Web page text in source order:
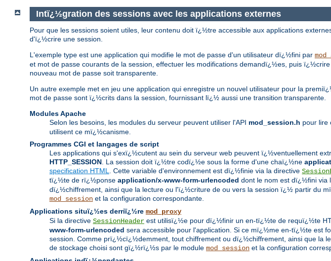
Intï¿½gration des sessions avec les applications externes
Pour que les sessions soient utiles, leur contenu doit ï¿½tre accessible aux applications
d'ï¿½crire une session.
L'exemple type est une application qui modifie le mot de passe d'un utilisateur dï¿½fini par
et mot de passe courants de la session, effectuer les modifications demandï¿½es, puis
nouveau mot de passe soit transparente.
Un autre exemple met en jeu une application qui enregistre un nouvel utilisateur pour la
mot de passe sont ï¿½crits dans la session, fournissant lï¿½ aussi une transition transparente.
Modules Apache
Selon les besoins, les modules du serveur peuvent utiliser l'API mod_session.h pour lire
utilisent ce mï¿½canisme.
Programmes CGI et langages de script
Les applications qui s'exï¿½cutent au sein du serveur web peuvent ï¿½ventuellement
HTTP_SESSION . La session doit ï¿½tre codï¿½e sous la forme d'une chaï¿½ne
specification HTML
. Cette variable d'environnement est dï¿½finie via la directive
tï¿½te de rï¿½ponse application/x-www-form-urlencoded dont le nom est dï¿½fini via
dï¿½chiffrement, ainsi que la lecture ou l'ï¿½criture de ou vers la session ï¿½ partir du
mod_session et la configuration correspondante.
Applications situï¿½es derriï¿½re mod_proxy
Si la directive SessionHeader est utilisï¿½e pour dï¿½finir un en-tï¿½te de requï¿½te
www-form-urlencoded sera accessible pour l'application. Si ce mï¿½me en-tï¿½te est
session. Comme prï¿½cï¿½demment, tout chiffrement ou dï¿½chiffrement, ainsi que
de stockage choisi sont gï¿½rï¿½s par le module mod_session et la configuration